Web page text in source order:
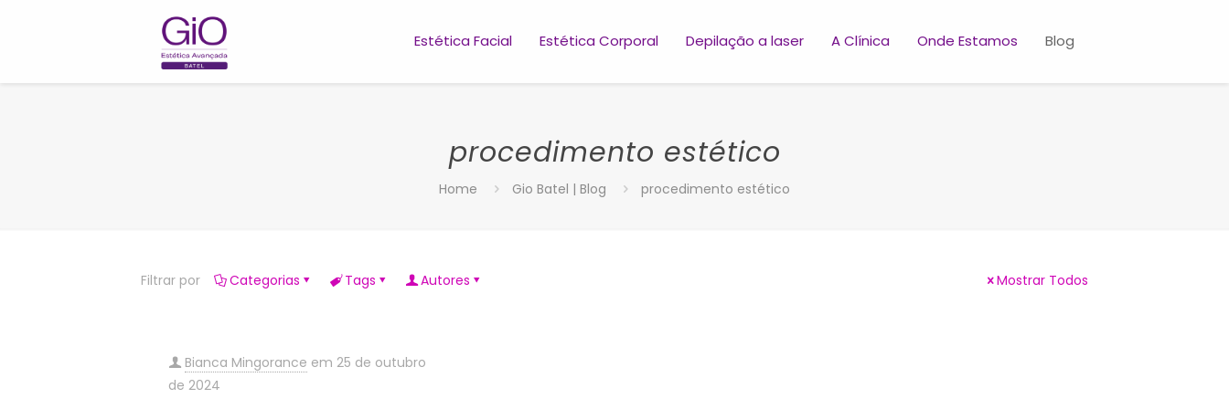
Estética Facial Estética Corporal Depilação a laser A Clínica Onde Estamos Blog
procedimento estético
Home Gio Batel | Blog procedimento estético
Filtrar por Categorias Tags Autores Mostrar Todos
Bianca Mingorance em 25 de outubro
de 2024